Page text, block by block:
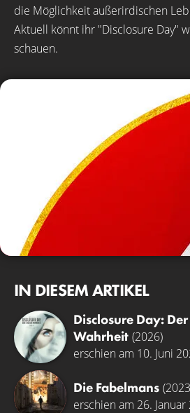
die Möglichkeit außerirdischen
Aktuell könnt ihr "Disclosure Day"
schauen.
IN DIESEM ARTIKEL
Disclosure Day:
Wahrheit (2026)
erschien am 10. Juni
Die Fabelmans
erschien am 26. Januar